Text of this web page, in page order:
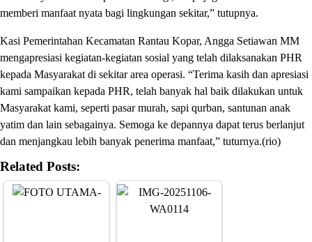
memberi manfaat nyata bagi lingkungan sekitar,” tutupnya.
Kasi Pemerintahan Kecamatan Rantau Kopar, Angga Setiawan MM
mengapresiasi kegiatan-kegiatan sosial yang telah dilaksanakan PHR
kepada Masyarakat di sekitar area operasi. “Terima kasih dan apresiasi
kami sampaikan kepada PHR, telah banyak hal baik dilakukan untuk
Masyarakat kami, seperti pasar murah, sapi qurban, santunan anak
yatim dan lain sebagainya. Semoga ke depannya dapat terus berlanjut
dan menjangkau lebih banyak penerima manfaat,” tuturnya.(rio)
Related Posts: